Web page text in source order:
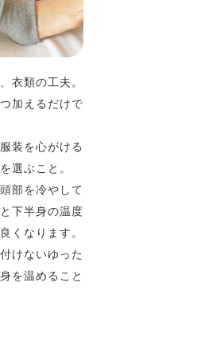
衣類の工夫。
加えるだけで
装を心がける
選ぶこと。
部を冷やして
下半身の温度
くなります。
けないゆった
を温めること